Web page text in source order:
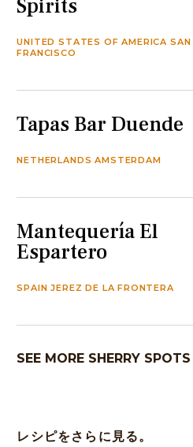
Spirits
UNITED STATES OF AMERICA SAN
FRANCISCO
Tapas Bar Duende
NETHERLANDS AMSTERDAM
Mantequería El
Espartero
SPAIN JEREZ DE LA FRONTERA
SEE MORE SHERRY SPOTS
レシピをさらに見る。